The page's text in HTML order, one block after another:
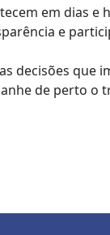
em dias e
e
decisões que
de perto o